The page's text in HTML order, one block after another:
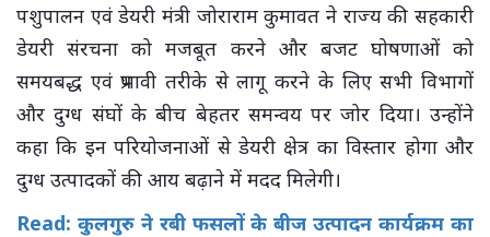
पशुपालन एवं डेयरी मंत्री जोराराम कुमावत ने राज्य की सहकारी
डेयरी संरचना को मजबूत करने और बजट घोषणाओं को
समयबद्ध एवं प्रभावी तरीके से लागू करने के लिए सभी विभागों
और दुग्ध संघों के बीच बेहतर समन्वय पर जोर दिया। उन्होंने
कहा कि इन परियोजनाओं से डेयरी क्षेत्र का विस्तार होगा और
दुग्ध उत्पादकों की आय बढ़ाने में मदद मिलेगी।
Read: कुलगुरु ने रबी फसलों के बीज उत्पादन कार्यक्रम का